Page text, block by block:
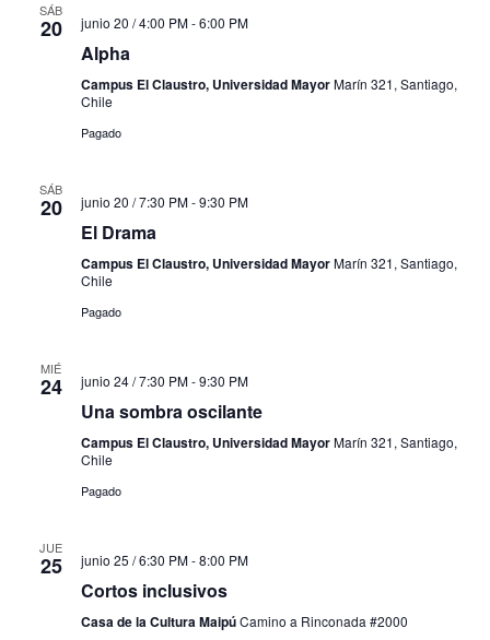
SÁB
20 junio 20 / 4:00 PM-6:00 PM
Alpha
Campus El Claustro, Universidad MayorMarín 321, Santiago,
Chile
Pagado
SÁB
20 junio 20 / 7:30 PM-9:30 PM
El Drama
Campus El Claustro, Universidad MayorMarín 321, Santiago,
Chile
Pagado
MIÉ
24 junio 24 / 7:30 PM-9:30 PM
Una sombra oscilante
Campus El Claustro, Universidad MayorMarín 321, Santiago,
Chile
Pagado
JUE
25 junio 25 / 6:30 PM-8:00 PM
Cortos inclusivos
Casa de la Cultura MaipúCamino a Rinconada #2000